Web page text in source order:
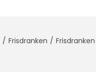
/ Frisdranken / Frisdranken